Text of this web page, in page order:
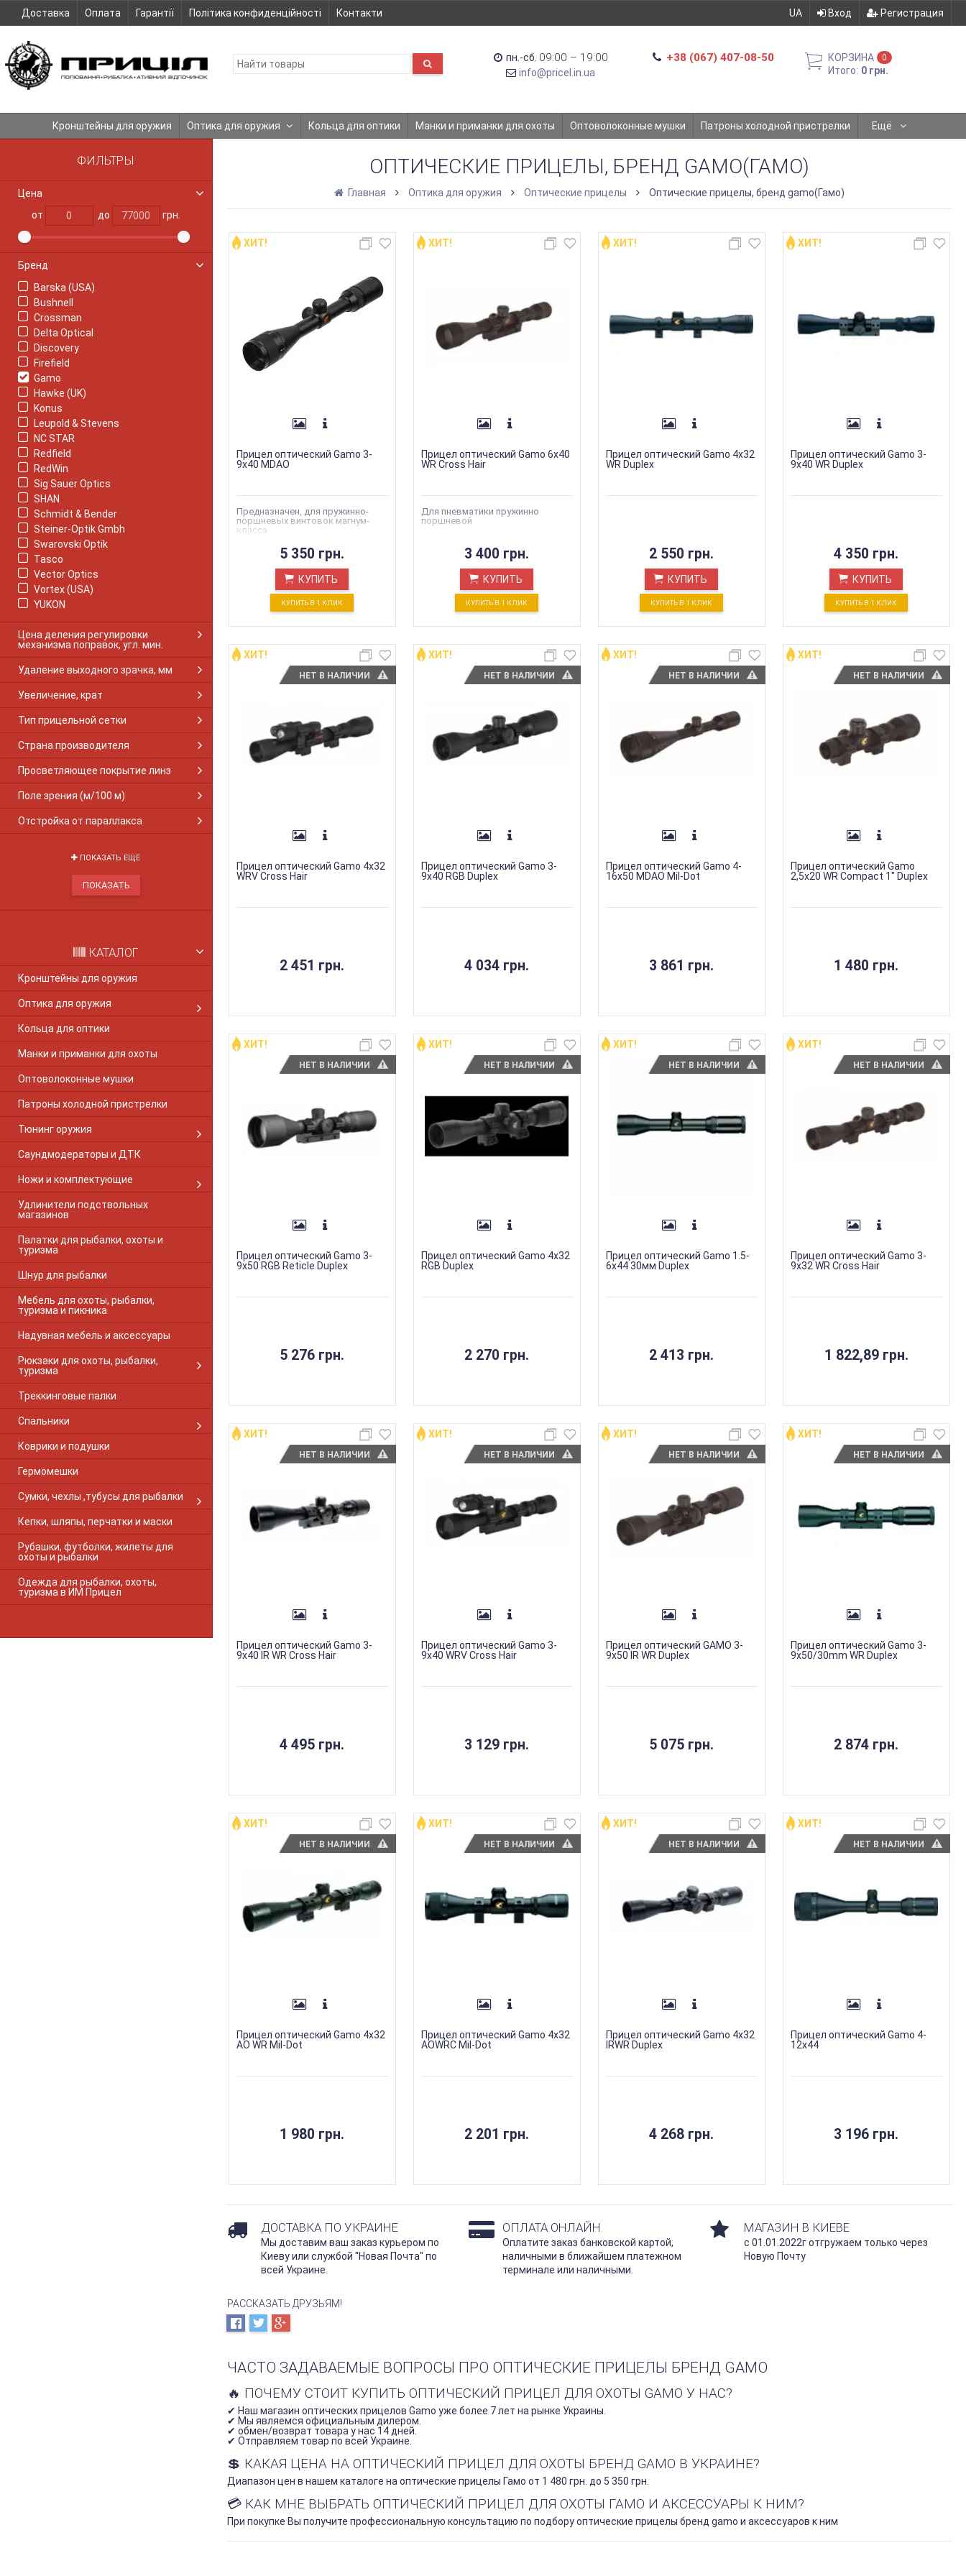
Доставка Оплата Гарантії Політика конфиденційності Контакти UA Вход Регистрация
пн.-сб. 09:00 – 19:00
info@pricel.in.ua
+38 (067) 407-08-50 КОРЗИНА 0
Итого: 0 грн.
Кронштейны для оружия Оптика для оружия Кольца для оптики Манки и приманки для охоты Оптоволоконные мушки Патроны холодной пристрелки Ещё
ФИЛЬТРЫ
Цена
от
до грн.
Бренд
Barska (USA)
Bushnell
Crossman
Delta Optical
Discovery
Firefield
Gamo
Hawke (UK)
Konus
Leupold & Stevens
NC STAR
Redfield
RedWin
Sig Sauer Optics
SHAN
Schmidt & Bender
Steiner-Optik Gmbh
Swarovski Optik
Tasco
Vector Optics
Vortex (USA)
YUKON
Цена деления регулировки
механизма поправок, угл. мин.
Удаление выходного зрачка, мм
Увеличение, крат
Тип прицельной сетки
Страна производителя
Просветляющее покрытие линз
Поле зрения (м/100 м)
Отстройка от параллакса
ПОКАЗАТЬ ЕЩЕ
КАТАЛОГ
Кронштейны для оружия
Оптика для оружия
Кольца для оптики
Манки и приманки для охоты
Оптоволоконные мушки
Патроны холодной пристрелки
Тюнинг оружия
Саундмодераторы и ДТК
Ножи и комплектующие
Удлинители подствольных
магазинов
Палатки для рыбалки, охоты и
туризма
Шнур для рыбалки
Мебель для охоты, рыбалки,
туризма и пикника
Надувная мебель и аксессуары
Рюкзаки для охоты, рыбалки,
туризма
Треккинговые палки
Спальники
Коврики и подушки
Гермомешки
Сумки, чехлы ,тубусы для рыбалки
Кепки, шляпы, перчатки и маски
Рубашки, футболки, жилеты для
охоты и рыбалки
Одежда для рыбалки, охоты,
туризма в ИМ Прицел
ОПТИЧЕСКИЕ ПРИЦЕЛЫ, БРЕНД GAMO(ГАМО)
Главная Оптика для оружия Оптические прицелы Оптические прицелы, бренд gamo(Гамо)
ХИТ!
Прицел оптический Gamo 3-
9x40 MDAO
Предназначен, для пружинно-
поршневых винтовок магнум-
класса
5 350 грн.
КУПИТЬ
КУПИТЬ В 1 КЛИК
ХИТ!
Прицел оптический Gamo 6х40
WR Cross Hair
Для пневматики пружинно
поршневой
3 400 грн.
КУПИТЬ
КУПИТЬ В 1 КЛИК
ХИТ!
Прицел оптический Gamo 4х32
WR Duplex
2 550 грн.
КУПИТЬ
КУПИТЬ В 1 КЛИК
ХИТ!
Прицел оптический Gamo 3-
9х40 WR Duplex
4 350 грн.
КУПИТЬ
КУПИТЬ В 1 КЛИК
НЕТ В НАЛИЧИИ
ХИТ!
Прицел оптический Gamo 4х32
WRV Cross Hair
2 451 грн.
НЕТ В НАЛИЧИИ
ХИТ!
Прицел оптический Gamo 3-
9х40 RGB Duplex
4 034 грн.
НЕТ В НАЛИЧИИ
ХИТ!
Прицел оптический Gamo 4-
16x50 MDAO Mil-Dot
3 861 грн.
НЕТ В НАЛИЧИИ
ХИТ!
Прицел оптический Gamo
2,5х20 WR Compact 1" Duplex
1 480 грн.
НЕТ В НАЛИЧИИ
ХИТ!
Прицел оптический Gamo 3-
9х50 RGB Reticle Duplex
5 276 грн.
НЕТ В НАЛИЧИИ
ХИТ!
Прицел оптический Gamo 4х32
RGB Duplex
2 270 грн.
НЕТ В НАЛИЧИИ
ХИТ!
Прицел оптический Gamo 1.5-
6х44 30мм Duplex
2 413 грн.
НЕТ В НАЛИЧИИ
ХИТ!
Прицел оптический Gamo 3-
9х32 WR Cross Hair
1 822,89 грн.
НЕТ В НАЛИЧИИ
ХИТ!
Прицел оптический Gamo 3-
9х40 IR WR Cross Hair
4 495 грн.
НЕТ В НАЛИЧИИ
ХИТ!
Прицел оптический Gamo 3-
9х40 WRV Cross Hair
3 129 грн.
НЕТ В НАЛИЧИИ
ХИТ!
Прицел оптический GAMO 3-
9х50 IR WR Duplex
5 075 грн.
НЕТ В НАЛИЧИИ
ХИТ!
Прицел оптический Gamo 3-
9х50/30mm WR Duplex
2 874 грн.
НЕТ В НАЛИЧИИ
ХИТ!
Прицел оптический Gamo 4х32
AO WR Mil-Dot
1 980 грн.
НЕТ В НАЛИЧИИ
ХИТ!
Прицел оптический Gamo 4х32
AOWRC Mil-Dot
2 201 грн.
НЕТ В НАЛИЧИИ
ХИТ!
Прицел оптический Gamo 4х32
IRWR Duplex
4 268 грн.
НЕТ В НАЛИЧИИ
ХИТ!
Прицел оптический Gamo 4-
12x44
3 196 грн.
ДОСТАВКА ПО УКРАИНЕ
Мы доставим ваш заказ курьером по
Киеву или службой "Новая Почта" по
всей Украине.
ОПЛАТА ОНЛАЙН
Оплатите заказ банковской картой,
наличными в ближайшем платежном
терминале или наличными.
МАГАЗИН В КИЕВЕ
с 01.01.2022г отгружаем только через
Новую Почту
РАССКАЗАТЬ ДРУЗЬЯМ!
ЧАСТО ЗАДАВАЕМЫЕ ВОПРОСЫ ПРО ОПТИЧЕСКИЕ ПРИЦЕЛЫ БРЕНД GAMO
🔥 ПОЧЕМУ СТОИТ КУПИТЬ ОПТИЧЕСКИЙ ПРИЦЕЛ ДЛЯ ОХОТЫ GAMO У НАС?
✔ Наш магазин оптических прицелов Gamo уже более 7 лет на рынке Украины.
✔ Мы являемся официальным дилером.
✔ обмен/возврат товара у нас 14 дней.
✔ Отправляем товар по всей Украине.
💲 КАКАЯ ЦЕНА НА ОПТИЧЕСКИЙ ПРИЦЕЛ ДЛЯ ОХОТЫ БРЕНД GAMO В УКРАИНЕ?
Диапазон цен в нашем каталоге на оптические прицелы Гамо от 1 480 грн. до 5 350 грн.
💳 КАК МНЕ ВЫБРАТЬ ОПТИЧЕСКИЙ ПРИЦЕЛ ДЛЯ ОХОТЫ ГАМО И АКСЕССУАРЫ К НИМ?
При покупке Вы получите профессиональную консультацию по подбору оптические прицелы бренд gamo и аксессуаров к ним